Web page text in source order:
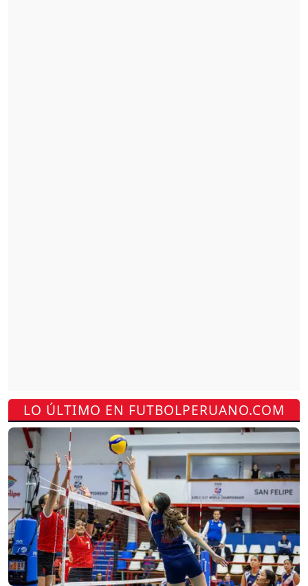
LO ÚLTIMO EN FUTBOLPERUANO.COM